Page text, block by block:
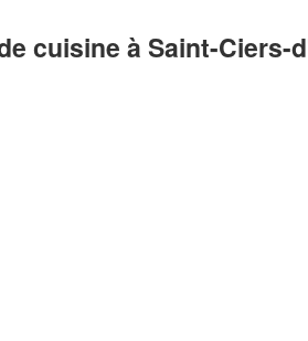
cuisine à Saint-Ciers-